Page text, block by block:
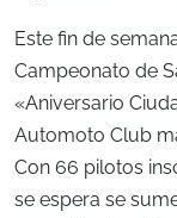
Este fin de
Campeonato de
«Aniversario
Automoto Club
Con 66 pilotos
se espera se